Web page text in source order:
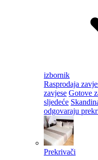
izbornik
Rasprodaja
zavjese Gotove
sljedeće
odgovaraju
Prekrivači